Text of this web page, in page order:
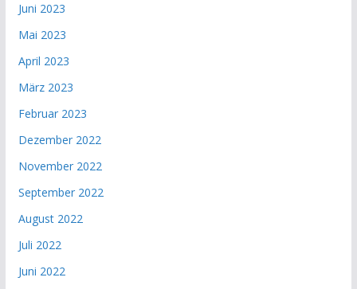
Juni 2023
Mai 2023
April 2023
März 2023
Februar 2023
Dezember 2022
November 2022
September 2022
August 2022
Juli 2022
Juni 2022